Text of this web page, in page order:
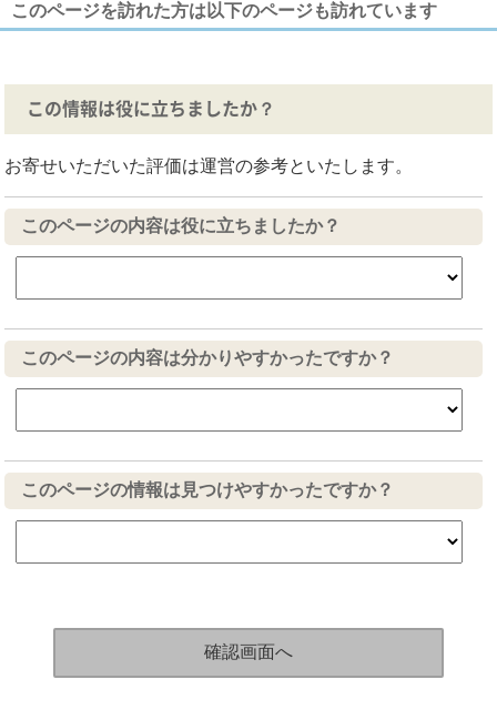
このページを訪れた方は以下のページも訪れています
この情報は役に立ちましたか？
お寄せいただいた評価は運営の参考といたします。
このページの内容は役に立ちましたか？
このページの内容は分かりやすかったですか？
このページの情報は見つけやすかったですか？